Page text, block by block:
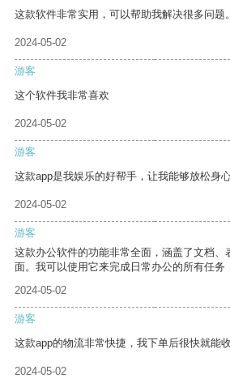
这款软件非常实用，可以帮助我解决很多问题。
2024-05-02
游客
这个软件我非常喜欢
2024-05-02
游客
这款app是我娱乐的好帮手，让我能够放松身
2024-05-02
游客
这款办公软件的功能非常全面，涵盖了文档、
面。我可以使用它来完成日常办公的所有任务
2024-05-02
游客
这款app的物流非常快捷，我下单后很快就能收
2024-05-02